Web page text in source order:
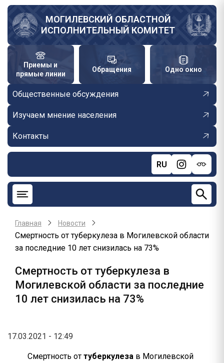
Перейти
основному
содержанию
МОГИЛЕВСКИЙ ОБЛАСТНОЙ
ИСПОЛНИТЕЛЬНЫЙ КОМИТЕТ
Приемы и
прямые линии
Обращения Одно окно
Общественные обсуждения
Изучаем мнение населения
Контакты
RU
Главная Новости
Смертность от туберкулеза в Могилевской области
за последние 10 лет снизилась на 73%
Смертность от туберкулеза в
Могилевской области за последние
10 лет снизилась на 73%
17.03.2021 - 12:49
Смертность от туберкулеза в Могилевской